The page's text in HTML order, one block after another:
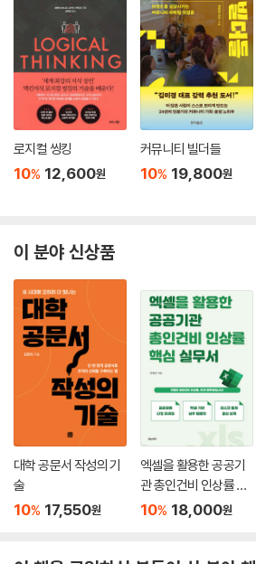
로지컬 씽킹
10% 12,600원
커뮤니티 빌더들
10% 19,800원
이 분야 신상품
대학 공문서 작성의 기
술
10% 17,550원
엑셀을 활용한 공공기
관 총인건비 인상률 핵
심 실무서
10% 18,000원